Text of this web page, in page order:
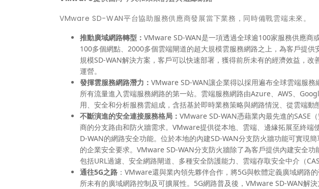
VMware SD-WAN平台協助服務供應商發展當下業務，同時備戰雲端未來。
推動廣域網路轉型： VMware SD-WAN是一項透過全球逾100家服務供應商
100多個網點、2000多個雲端閘道的超大規模雲服務網路之上，為客戶提
規模SD-WAN解決方案，客戶可以快速部署，獲得前所未有的經濟效益，
運營。
發揮雲服務網路潛力： VMware SD-WAN讓企業得以採用遍布全球雲端服
所有流量進入雲端服務網路的第一站。雲端服務網路由Azure、AWS、
用、安全和分析服務雲組成，含括基於即時業務策略與網路情況、從雲端動
不斷演進的安全連接服務格局： VMware SD-WAN憑藉業內最先進的SASE
商的分支路由和防火牆需求。VMware提供從本地、雲端、邊緣拓展至終端
D-WAN的網路安全功能。位於本地的內建SD-WAN分支防火牆功能可實現
的企業安全要求。VMware SD-WAN分支防火牆除了為客戶提供內建安全
包括URL過濾、安全網路閘道、多種安全防護能力、雲端存取安全中介（
通往5G之路 ：VMware還與業內領先夥伴合作，將5G與軟體定義廣域網路
所未有的廣域網路控制及可擴展性。5G網路普及後，VMware SD-WAN解